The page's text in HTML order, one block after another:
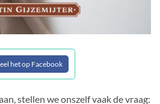
het op Facebook
stellen we onszelf vaak de vraag: